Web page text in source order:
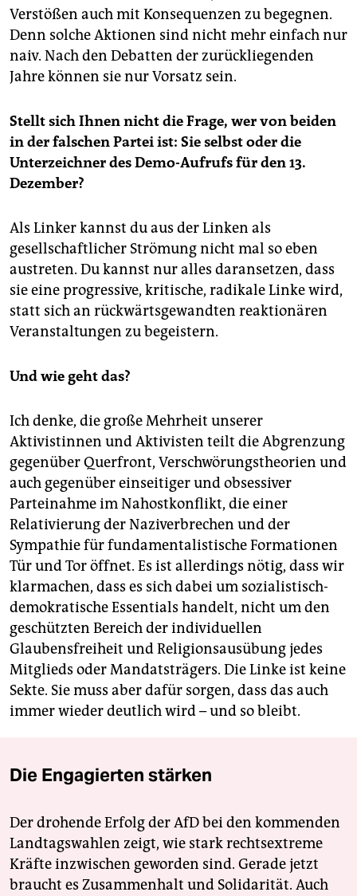
Verstößen auch mit Konsequenzen zu begegnen.
Denn solche Aktionen sind nicht mehr einfach nur
naiv. Nach den Debatten der zurückliegenden
Jahre können sie nur Vorsatz sein.
Stellt sich Ihnen nicht die Frage, wer von beiden
in der falschen Partei ist: Sie selbst oder die
Unterzeichner des Demo-Aufrufs für den 13.
Dezember?
Als Linker kannst du aus der Linken als
gesellschaftlicher Strömung nicht mal so eben
austreten. Du kannst nur alles daransetzen, dass
sie eine progressive, kritische, radikale Linke wird,
statt sich an rückwärtsgewandten reaktionären
Veranstaltungen zu begeistern.
Und wie geht das?
Ich denke, die große Mehrheit unserer
Aktivistinnen und Aktivisten teilt die Abgrenzung
gegenüber Querfront, Verschwörungstheorien und
auch gegenüber einseitiger und obsessiver
Parteinahme im Nahostkonflikt, die einer
Relativierung der Naziverbrechen und der
Sympathie für fundamentalistische Formationen
Tür und Tor öffnet. Es ist allerdings nötig, dass wir
klarmachen, dass es sich dabei um sozialistisch-
demokratische Essentials handelt, nicht um den
geschützten Bereich der individuellen
Glaubensfreiheit und Religionsausübung jedes
Mitglieds oder Mandatsträgers. Die Linke ist keine
Sekte. Sie muss aber dafür sorgen, dass das auch
immer wieder deutlich wird – und so bleibt.
Die Engagierten stärken
Der drohende Erfolg der AfD bei den kommenden
Landtagswahlen zeigt, wie stark rechtsextreme
Kräfte inzwischen geworden sind. Gerade jetzt
braucht es Zusammenhalt und Solidarität. Auch